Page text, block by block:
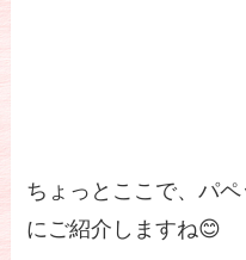
ちょっとここで、パ
にご紹介しますね😊